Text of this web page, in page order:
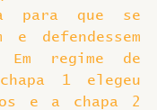
para que se
e defendessem
regime de
1 elegeu
e a chapa 2